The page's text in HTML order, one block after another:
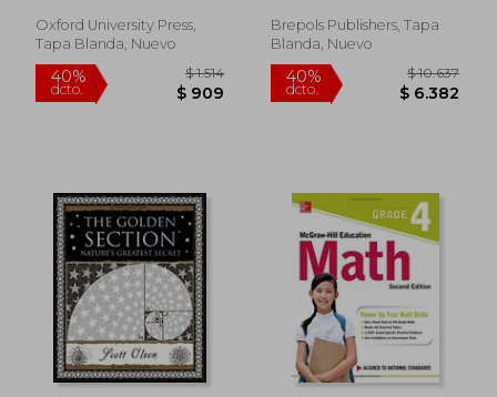
40% $ 12.319 40%
Oxford University Press,
Tapa Blanda, Nuevo
Brepols Publishers, Tapa
Blanda, Nuevo